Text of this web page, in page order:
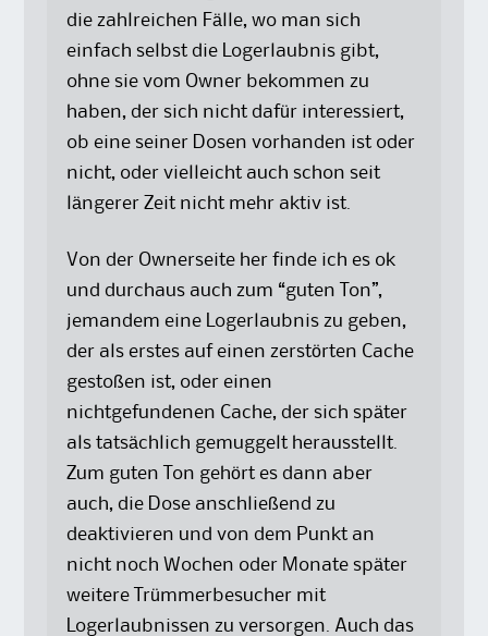
die zahlreichen Fälle, wo man sich
einfach selbst die Logerlaubnis gibt,
ohne sie vom Owner bekommen zu
haben, der sich nicht dafür interessiert,
ob eine seiner Dosen vorhanden ist oder
nicht, oder vielleicht auch schon seit
längerer Zeit nicht mehr aktiv ist.
Von der Ownerseite her finde ich es ok
und durchaus auch zum “guten Ton”,
jemandem eine Logerlaubnis zu geben,
der als erstes auf einen zerstörten Cache
gestoßen ist, oder einen
nichtgefundenen Cache, der sich später
als tatsächlich gemuggelt herausstellt.
Zum guten Ton gehört es dann aber
auch, die Dose anschließend zu
deaktivieren und von dem Punkt an
nicht noch Wochen oder Monate später
weitere Trümmerbesucher mit
Logerlaubnissen zu versorgen. Auch das